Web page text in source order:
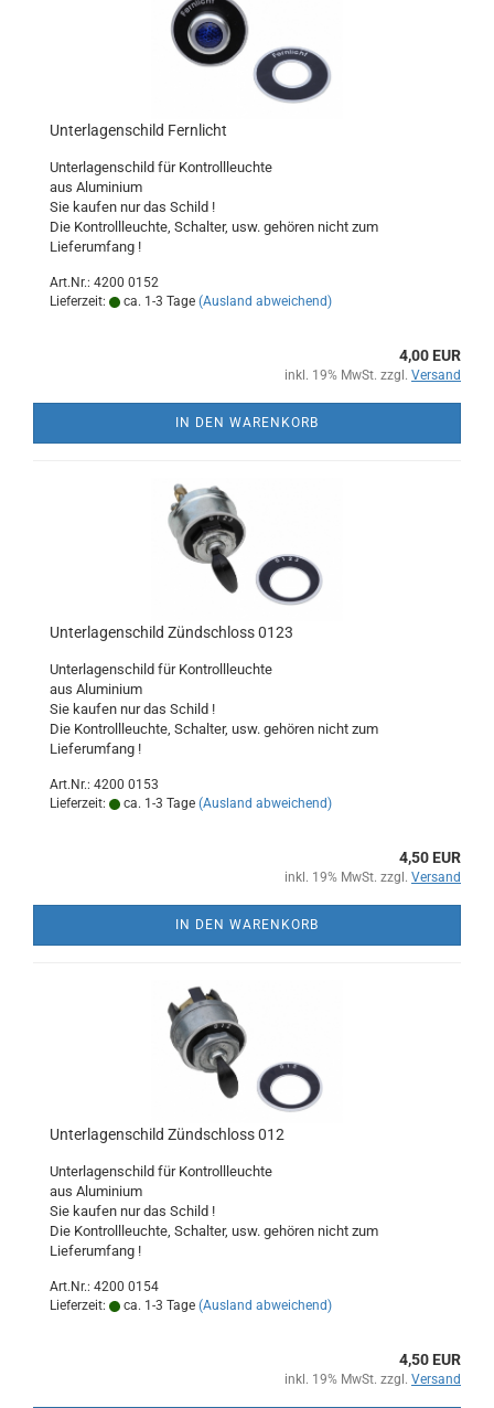
Unterlagenschild Fernlicht
Unterlagenschild für Kontrollleuchte
aus Aluminium
Sie kaufen nur das Schild !
Die Kontrollleuchte, Schalter, usw. gehören nicht zum
Lieferumfang !
Art.Nr.: 4200 0152
Lieferzeit:
ca. 1-3 Tage (Ausland abweichend)
4,00 EUR
inkl. 19% MwSt. zzgl. Versand
IN DEN WARENKORB
Unterlagenschild Zündschloss 0123
Unterlagenschild für Kontrollleuchte
aus Aluminium
Sie kaufen nur das Schild !
Die Kontrollleuchte, Schalter, usw. gehören nicht zum
Lieferumfang !
Art.Nr.: 4200 0153
Lieferzeit:
ca. 1-3 Tage (Ausland abweichend)
4,50 EUR
inkl. 19% MwSt. zzgl. Versand
IN DEN WARENKORB
Unterlagenschild Zündschloss 012
Unterlagenschild für Kontrollleuchte
aus Aluminium
Sie kaufen nur das Schild !
Die Kontrollleuchte, Schalter, usw. gehören nicht zum
Lieferumfang !
Art.Nr.: 4200 0154
Lieferzeit:
ca. 1-3 Tage (Ausland abweichend)
4,50 EUR
inkl. 19% MwSt. zzgl. Versand